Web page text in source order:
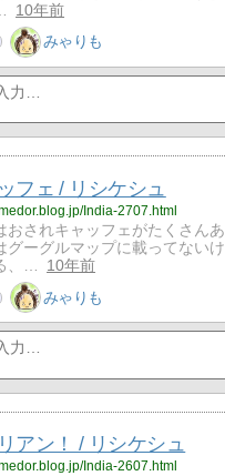
10年前
みゃりも
フェ / リシケシュ
India-2707.html
おされキャッフェがたくさんあ
グーグルマップに載ってないけ
、…
10年前
みゃりも
アン！ / リシケシュ
India-2607.html